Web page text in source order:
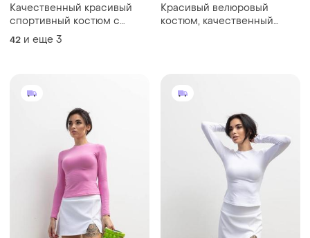
Качественный красивый
спортивный костюм с
цветами
42 и еще 3
Красивый велюровый
костюм, качественный